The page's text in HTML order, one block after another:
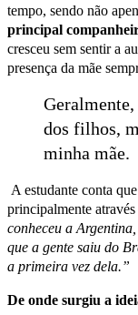
tempo, sendo não
principal
cresceu sem sentir a
presença da mãe
dos filhos,
minha mãe.
A estudante conta
principalmente
conheceu a
que a gente saiu do
a primeira vez dela.”
De onde surgiu a